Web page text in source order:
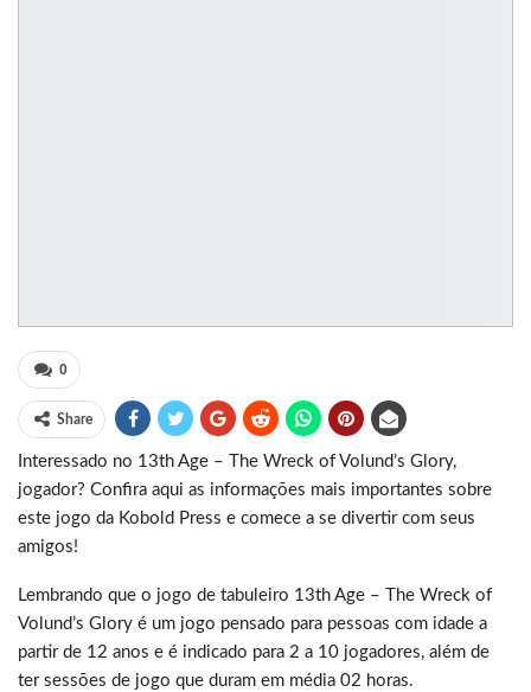
0
Share
Interessado no 13th Age – The Wreck of Volund’s Glory,
jogador? Confira aqui as informações mais importantes sobre
este jogo da Kobold Press e comece a se divertir com seus
amigos!
Lembrando que o jogo de tabuleiro 13th Age – The Wreck of
Volund’s Glory é um jogo pensado para pessoas com idade a
partir de 12 anos e é indicado para 2 a 10 jogadores, além de
ter sessões de jogo que duram em média 02 horas.